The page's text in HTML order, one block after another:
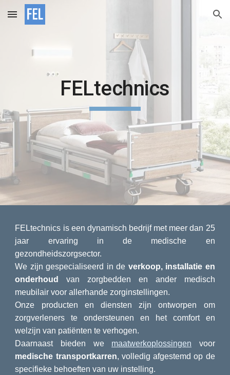
Skip to main content Skip to navigation
FELtechnics
FELtechnics is een dynamisch bedrijf met meer dan 25
jaar ervaring in de medische en
gezondheidszorgsector.
We zijn gespecialiseerd in de verkoop, installatie en
onderhoud
van zorgbedden en ander medisch
meubilair voor allerhande zorginstellingen.
Onze producten en diensten zijn ontworpen om
zorgverleners te ondersteunen en het comfort en
welzijn van patiënten te verhogen.
Daarnaast bieden we maatwerkoplossingen
voor
medische transportkarren, volledig afgestemd op de
specifieke behoeften van uw instelling.